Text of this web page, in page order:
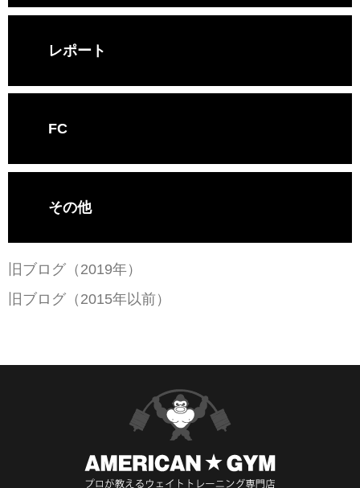
レポート
FC
その他
旧ブログ（2019年）
旧ブログ（2015年以前）